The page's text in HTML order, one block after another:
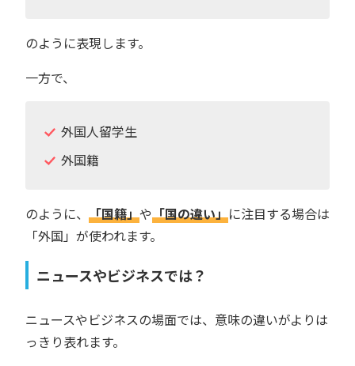
のように表現します。
一方で、
外国人留学生
外国籍
のように、 「国籍」や「国の違い」に注目する場合は
「外国」が使われます。
ニュースやビジネスでは？
ニュースやビジネスの場面では、意味の違いがよりは
っきり表れます。